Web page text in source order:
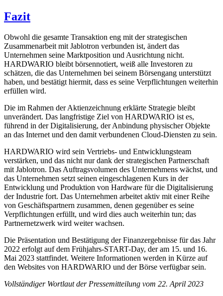
Fazit
Obwohl die gesamte Transaktion eng mit der strategischen
Zusammenarbeit mit Jablotron verbunden ist, ändert das
Unternehmen seine Marktposition und Ausrichtung nicht.
HARDWARIO bleibt börsennotiert, weiß alle Investoren zu
schätzen, die das Unternehmen bei seinem Börsengang unterstützt
haben, und bestätigt hiermit, dass es seine Verpflichtungen weiterhin
erfüllen wird.
Die im Rahmen der Aktienzeichnung erklärte Strategie bleibt
unverändert. Das langfristige Ziel von HARDWARIO ist es,
führend in der Digitalisierung, der Anbindung physischer Objekte
an das Internet und den damit verbundenen Cloud-Diensten zu sein.
HARDWARIO wird sein Vertriebs- und Entwicklungsteam
verstärken, und das nicht nur dank der strategischen Partnerschaft
mit Jablotron. Das Auftragsvolumen des Unternehmens wächst, und
das Unternehmen setzt seinen eingeschlagenen Kurs in der
Entwicklung und Produktion von Hardware für die Digitalisierung
der Industrie fort. Das Unternehmen arbeitet aktiv mit einer Reihe
von Geschäftspartnern zusammen, denen gegenüber es seine
Verpflichtungen erfüllt, und wird dies auch weiterhin tun; das
Partnernetzwerk wird weiter wachsen.
Die Präsentation und Bestätigung der Finanzergebnisse für das Jahr
2022 erfolgt auf dem Frühjahrs-START-Day, der am 15. und 16.
Mai 2023 stattfindet. Weitere Informationen werden in Kürze auf
den Websites von HARDWARIO und der Börse verfügbar sein.
Vollständiger Wortlaut der Pressemitteilung vom 22. April 2023